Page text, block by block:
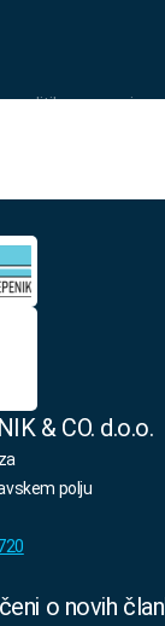
politiko varovanja
& CO. d.o.o.
polju
o novih